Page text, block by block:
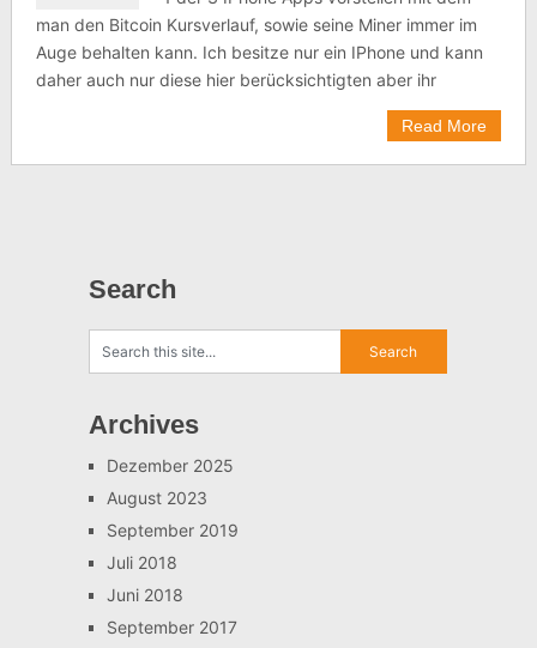
man den Bitcoin Kursverlauf, sowie seine Miner immer im
Auge behalten kann. Ich besitze nur ein IPhone und kann
daher auch nur diese hier berücksichtigten aber ihr
Read More
Search
Archives
Dezember 2025
August 2023
September 2019
Juli 2018
Juni 2018
September 2017